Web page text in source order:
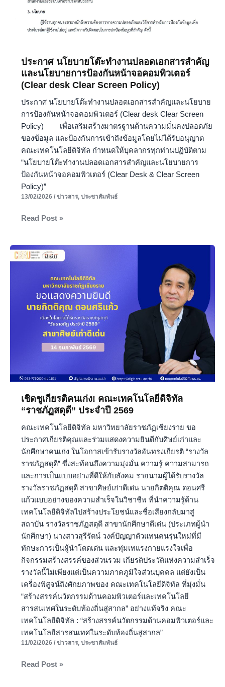
ประกาศ นโยบายโต๊ะทำงานปลอดเอกสารสำคัญ
และนโยบายการป้องกันหน้าจอคอมพิวเตอร์
(Clear desk Clear Screen Policy)
ประกาศ นโยบายโต๊ะทำงานปลอดเอกสารสำคัญและนโยบาย
การป้องกันหน้าจอคอมพิวเตอร์ (Clear desk Clear Screen
Policy) เพื่อเสริมสร้างมาตรฐานด้านความมั่นคงปลอดภัย
ของข้อมูล และป้องกันการเข้าถึงข้อมูลโดยไม่ได้รับอนุญาต
คณะเทคโนโลยีดิจิทัล กำหนดให้บุคลากรทุกท่านปฏิบัติตาม
“นโยบายโต๊ะทำงานปลอดเอกสารสำคัญและนโยบายการ
ป้องกันหน้าจอคอมพิวเตอร์ (Clear Desk & Clear Screen
Policy)”
13/02/2026 / ข่าวสาร, ประชาสัมพันธ์
desk
Screen
Read Post »
เชิดชูเกียรติคนเก่ง! คณะเทคโนโลยีดิจิทัล
“ราชภัฏสดุดี” ประจำปี 2569
คณะเทคโนโลยีดิจิทัล มหาวิทยาลัยราชภัฏเชียงราย ขอ
ประกาศเกียรติคุณและร่วมแสดงความยินดีกับศิษย์เก่าและ
นักศึกษาคนเก่ง ในโอกาสเข้ารับรางวัลอันทรงเกียรติ “รางวัล
ราชภัฏสดุดี” ซึ่งสะท้อนถึงความมุ่งมั่น ความรู้ ความสามารถ
และการเป็นแบบอย่างที่ดีให้กับสังคม รายนามผู้ได้รับรางวัล
รางวัลราชภัฏสดุดี สาขาศิษย์เก่าดีเด่น นายกิตติคุณ ดอนศรี
แก้วแบบอย่างของความสำเร็จในวิชาชีพ ที่นำความรู้ด้าน
เทคโนโลยีดิจิทัลไปสร้างประโยชน์และชื่อเสียงกลับมาสู่
สถาบัน รางวัลราชภัฏสดุดี สาขานักศึกษาดีเด่น (ประเภทผู้นำ
นักศึกษา) นางสาวสุรีรัตน์ วงค์ปัญญาตัวแทนคนรุ่นใหม่ที่มี
ทักษะการเป็นผู้นำโดดเด่น และทุ่มเทแรงกายแรงใจเพื่อ
กิจกรรมสร้างสรรค์ของส่วนรวม เกียรติประวัติแห่งความสำเร็จ
รางวัลนี้ไม่เพียงแต่เป็นความภาคภูมิใจส่วนบุคคล แต่ยังเป็น
เครื่องพิสูจน์ถึงศักยภาพของ คณะเทคโนโลยีดิจิทัล ที่มุ่งมั่น
“สร้างสรรค์นวัตกรรมด้านคอมพิวเตอร์และเทคโนโลยี
สารสนเทศในระดับท้องถิ่นสู่สากล” อย่างแท้จริง คณะ
เทคโนโลยีดิจิทัล : “สร้างสรรค์นวัตกรรมด้านคอมพิวเตอร์และ
เทคโนโลยีสารสนเทศในระดับท้องถิ่นสู่สากล”
11/02/2026 / ข่าวสาร, ประชาสัมพันธ์
เชิดชู
เกียรติ
คณะ
เทคโนโลยี
“ราชภัฏ
2569
Read Post »